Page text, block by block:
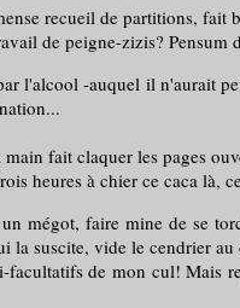
recueil de partitions, fait
de peigne-zizis? Pensum
l'alcool -auquel il n'aurait
fait claquer les pages
heures à chier ce caca là,
mégot, faire mine de se
suscite, vide le cendrier
de mon cul! Mais